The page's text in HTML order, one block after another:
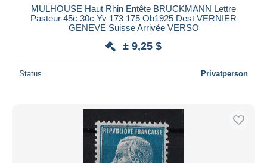
MULHOUSE Haut Rhin Entête BRUCKMANN Lettre
Pasteur 45c 30c Yv 173 175 Ob1925 Dest VERNIER
GENEVE Suisse Arrivée VERSO
± 9,25 $
Status Privatperson